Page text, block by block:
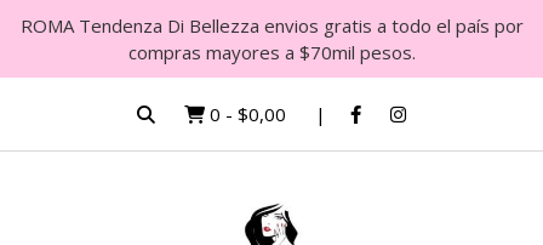
ROMA Tendenza Di Bellezza envios gratis a todo el país por
compras mayores a $70mil pesos.
0 - $0,00